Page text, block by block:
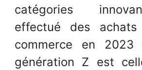
catégories
effectué des
commerce en
génération Z est